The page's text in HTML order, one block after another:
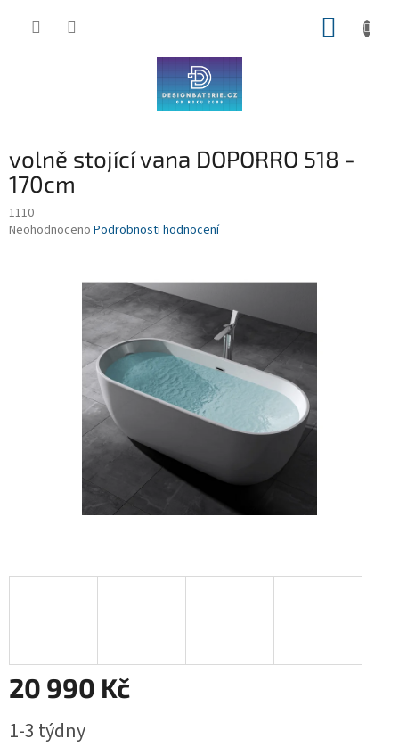
volně stojící vana DOPORRO 518 -
170cm
1110
Průměrné
Neohodnoceno Podrobnosti hodnocení
20 990 Kč
cena:
1-3 týdny